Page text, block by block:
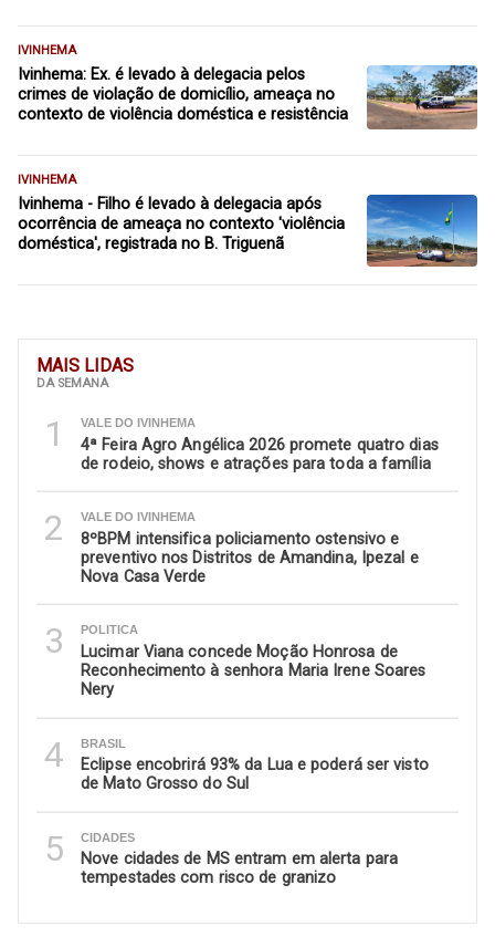
MAIS LIDAS
DA SEMANA
1 VALE DO IVINHEMA
4ª Feira Agro Angélica 2026 promete quatro dias
de rodeio, shows e atrações para toda a família
2 VALE DO IVINHEMA
8ºBPM intensifica policiamento ostensivo e
preventivo nos Distritos de Amandina, Ipezal e
Nova Casa Verde
3 POLITICA
Lucimar Viana concede Moção Honrosa de
Reconhecimento à senhora Maria Irene Soares
Nery
4 BRASIL
Eclipse encobrirá 93% da Lua e poderá ser visto
de Mato Grosso do Sul
5 CIDADES
Nove cidades de MS entram em alerta para
tempestades com risco de granizo
IVINHEMA
Ivinhema: Ex. é levado à delegacia pelos
crimes de violação de domicílio, ameaça no
contexto de violência doméstica e resistência
IVINHEMA
Ivinhema - Filho é levado à delegacia após
ocorrência de ameaça no contexto 'violência
doméstica', registrada no B. Triguenã